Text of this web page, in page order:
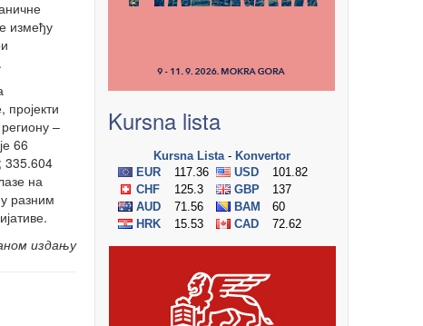
између
–
66
335.604
на
разним
издању
Kursna lista